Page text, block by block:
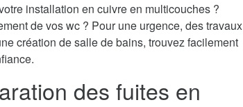
installation en cuivre en multicouches ?
de vos wc ? Pour une urgence, des travaux
création de salle de bains, trouvez facilement
des fuites en